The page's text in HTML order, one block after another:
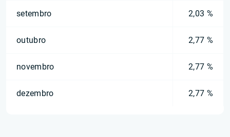
setembro 2,03 %
outubro 2,77 %
novembro 2,77 %
dezembro 2,77 %